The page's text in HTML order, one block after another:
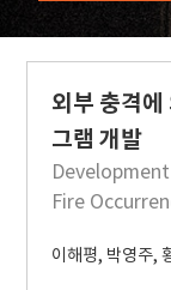
외부 충격
그램 개발
Fire
이해평, 박영주,